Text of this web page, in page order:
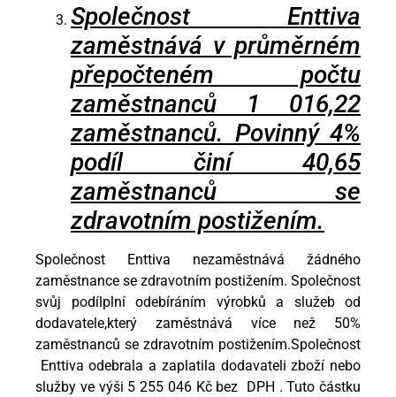
Společnost Enttiva
zaměstnává v průměrném
přepočteném počtu
zaměstnanců 1 016,22
zaměstnanců. Povinný 4%
podíl činí 40,65
zaměstnanců se
zdravotním postižením.
Společnost Enttiva nezaměstnává žádného
zaměstnance se zdravotním postižením. Společnost
svůj podílplní odebíráním výrobků a služeb od
dodavatele,který zaměstnává více než 50%
zaměstnanců se zdravotním postižením.Společnost
Enttiva odebrala a zaplatila dodavateli zboží nebo
služby ve výši 5 255 046 Kč bez DPH . Tuto částku